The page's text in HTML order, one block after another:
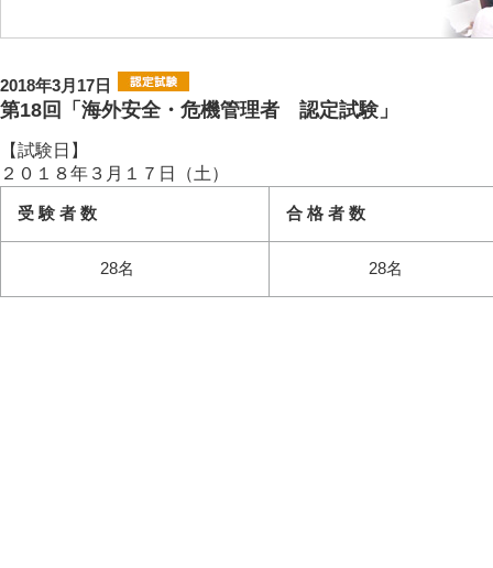
2018年3月17日
第18回「海外安全・危機管理者 認定試験」
【試験日】
２０１８年３月１７日（土）
受 験 者 数 合 格 者 数
28名 28名